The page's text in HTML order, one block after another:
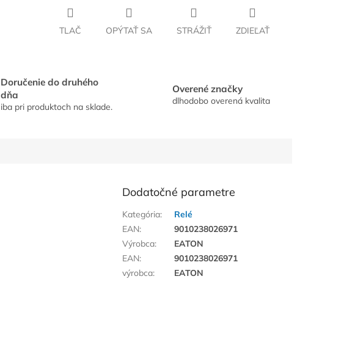
TLAČ OPÝTAŤ SA STRÁŽIŤ ZDIEĽAŤ
Doručenie do druhého
dňa
iba pri produktoch na sklade.
Overené značky
dlhodobo overená kvalita
Dodatočné parametre
Kategória:
Relé
EAN:
9010238026971
Výrobca:
EATON
EAN:
9010238026971
výrobca: EATON